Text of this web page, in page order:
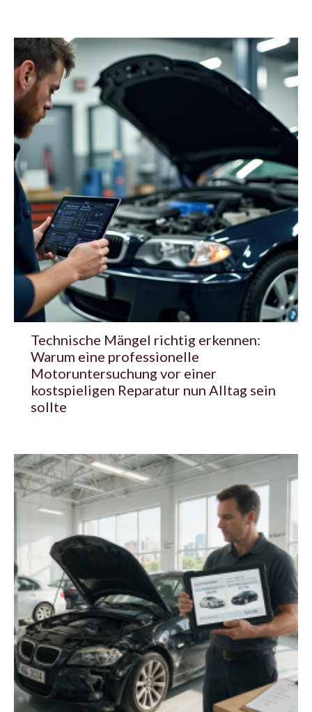
Technische Mängel richtig erkennen:
Warum eine professionelle
Motoruntersuchung vor einer
kostspieligen Reparatur nun Alltag sein
sollte